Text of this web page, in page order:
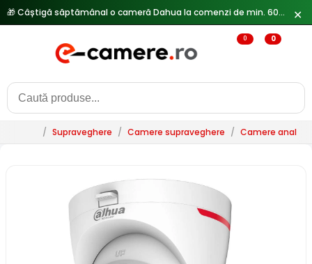
Reduceri de pana la 25% doar in luna iulie → Vezi ofertele
✕
0 0
/ Supraveghere / Camere supraveghere / Camere